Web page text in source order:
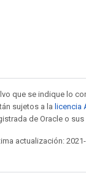
que se indique lo
sujetos a la licencia
de Oracle o
actualización: